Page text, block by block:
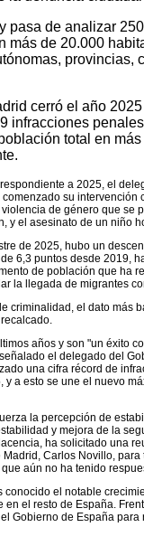
pasa de analizar
más de 20.000
provincias,
cerró el año
infracciones
total en
a 2025, el
su intervención
de género que se
y el asesinato de un niño
de 2025, hubo un
6,3 puntos desde 2019,
de población que ha
la llegada de migrantes
criminalidad, el dato más
años y son "un éxito
el delegado del
una cifra récord de
a esto se une el nuevo
la percepción de
y mejora de la
ha solicitado una
Carlos Novillo,
aún no ha tenido
conocido el notable
el resto de España.
Gobierno de España